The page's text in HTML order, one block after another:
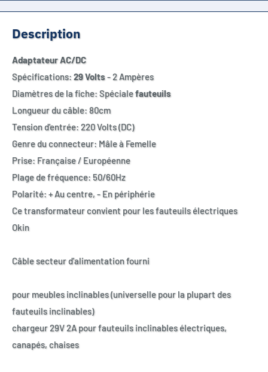
Description
Adaptateur AC/DC
Spécifications: 29 Volts- 2 Ampères
Diamètres de la fiche: Spécialefauteuils
Longueur du câble: 80cm
Tension d'entrée: 220 Volts (DC)
Genre du connecteur: Mâle à Femelle
Prise: Française / Européenne
Plage de fréquence: 50/60Hz
Polarité: + Au centre, - En périphérie
Ce transformateur convient pour les fauteuils électriques
Okin
Câble secteur d'alimentation fourni
pour meubles inclinables (universelle pour la plupart des
fauteuils inclinables)
chargeur 29V 2A pour fauteuils inclinables électriques,
canapés, chaises